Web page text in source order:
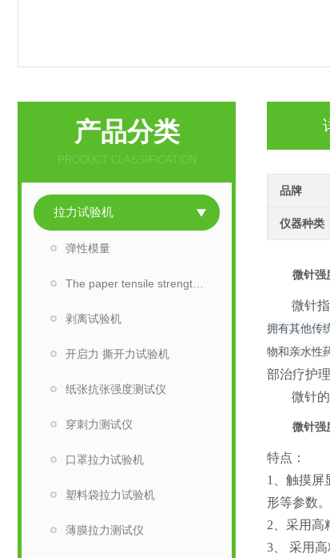
品牌
仪器种类
微针强
微针
拥有其他传
物和亲水性
部治疗护
微针
微针强
特点：
1、 触摸屏
形等参数。
2、 采用高
3、
采用高
产品分类
PRODUCT CLASSIFICATION
拉力试验机
弹性模量
剥离试验机
开启力 撕开力试验机
纸张抗张强度测试仪
穿刺力测试仪
口罩拉力试验机
塑料袋拉力试验机
薄膜拉力测试仪